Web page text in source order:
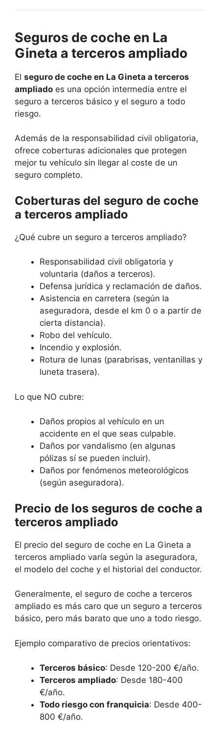
Seguros de coche en La
Gineta a terceros ampliado
El seguro de coche en La Gineta a terceros
ampliado es una opción intermedia entre el
seguro a terceros básico y el seguro a todo
riesgo.
Además de la responsabilidad civil obligatoria,
ofrece coberturas adicionales que protegen
mejor tu vehículo sin llegar al coste de un
seguro completo.
Coberturas del seguro de coche
a terceros ampliado
¿Qué cubre un seguro a terceros ampliado?
Responsabilidad civil obligatoria y
voluntaria (daños a terceros).
Defensa jurídica y reclamación de daños.
Asistencia en carretera (según la
aseguradora, desde el km 0 o a partir de
cierta distancia).
Robo del vehículo.
Incendio y explosión.
Rotura de lunas (parabrisas, ventanillas y
luneta trasera).
Lo que NO cubre:
Daños propios al vehículo en un
accidente en el que seas culpable.
Daños por vandalismo (en algunas
pólizas sí se pueden incluir).
Daños por fenómenos meteorológicos
(según aseguradora).
Precio de los seguros de coche a
terceros ampliado
El precio del seguro de coche en La Gineta a
terceros ampliado varía según la aseguradora,
el modelo del coche y el historial del conductor.
Generalmente, el seguro de coche a terceros
ampliado es más caro que un seguro a terceros
básico, pero más barato que uno a todo riesgo.
Ejemplo comparativo de precios orientativos:
Terceros básico: Desde 120-200 €/año.
Terceros ampliado: Desde 180-400
€/año.
Todo riesgo con franquicia: Desde 400-
800 €/año.